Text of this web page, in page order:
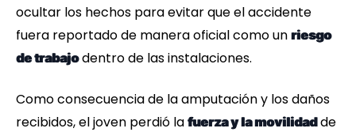
ocultar los hechos para evitar que el accidente
fuera reportado de manera oficial como un riesgo
de trabajodentro de las instalaciones.
Como consecuencia de la amputación y los daños
recibidos, el joven perdió la fuerza y la movilidadde